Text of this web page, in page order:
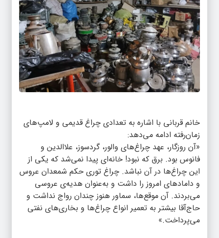
خانم قربانی با اشاره به تعدادی چراغ قدیمی و لامپ‌های
زمان‌رفته ادامه می‌دهد:
«آن روزگار، عهد چراغ‌های والور، گردسوز، علاالدین و
فانوس بود. برق که نبود! خانه‌ای پیدا نمی‌شد که یکی از
این چراغ‌ها در آن نباشد. چراغ توری حکم شمعدان عروس
و داماد‌های امروز را داشت و به‌عنوان هدیه‌ی عروسی
می‌بردند. آن موقع‌ها، سماور هنوز چندان رواج نداشت و
حاج‌آقا بیشتر به تعمیر انواع چراغ‌ها و بخاری‌های نفتی
می‌پرداخت.»